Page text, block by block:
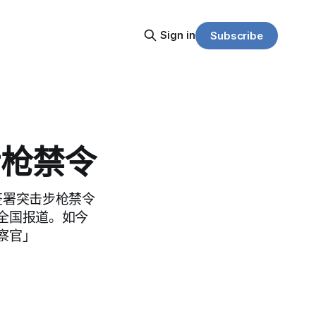
Sign in Subscribe
禁令
突击步枪禁令
国报道。如今
」